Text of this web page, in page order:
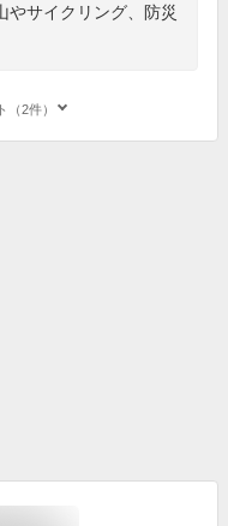
やサイクリング、防災
（2件）